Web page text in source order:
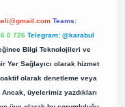
Teams:
0 726 Telegram: @karabul
Bilgi Teknolojileri ve
Yer Sağlayıcı olarak hizmet
olarak denetleme veya
üyelerimiz yazdıkları